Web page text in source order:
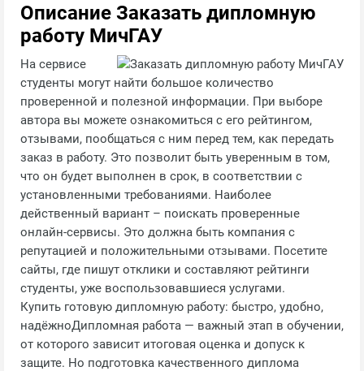
Описание Заказать дипломную
работу МичГАУ
На сервисе
студенты могут найти большое количество
проверенной и полезной информации. При выборе
автора вы можете ознакомиться с его рейтингом,
отзывами, пообщаться с ним перед тем, как передать
заказ в работу. Это позволит быть уверенным в том,
что он будет выполнен в срок, в соответствии с
установленными требованиями. Наиболее
действенный вариант – поискать проверенные
онлайн-сервисы. Это должна быть компания с
репутацией и положительными отзывами. Посетите
сайты, где пишут отклики и составляют рейтинги
студенты, уже воспользовавшиеся услугами.
Купить готовую дипломную работу: быстро, удобно,
надёжноДипломная работа — важный этап в обучении,
от которого зависит итоговая оценка и допуск к
защите. Но подготовка качественного диплома